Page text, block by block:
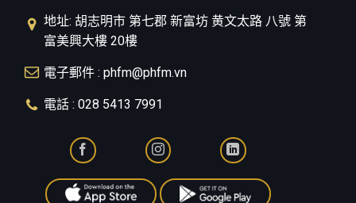
地址: 胡志明市 第七郡 新富坊 黄文太路 八號 第
富美興大樓 20樓
電子郵件 : phfm@phfm.vn
電話 : 028 5413 7991